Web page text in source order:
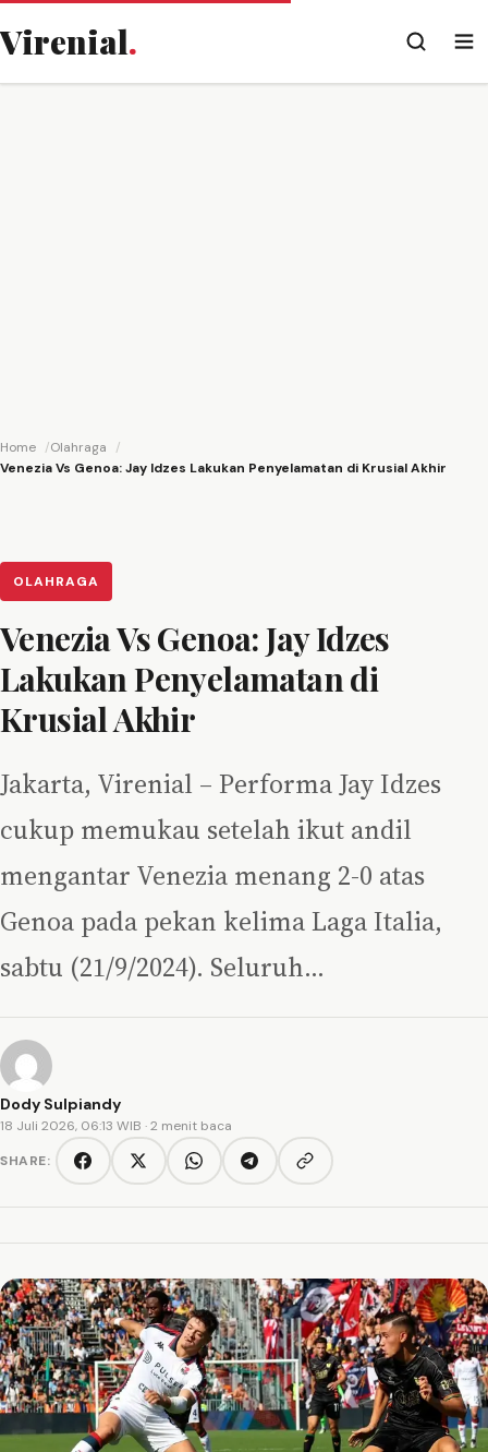
Virenial.
Home
Olahraga
Venezia Vs Genoa: Jay Idzes Lakukan Penyelamatan di Krusial Akhir
OLAHRAGA
Venezia Vs Genoa: Jay Idzes
Lakukan Penyelamatan di
Krusial Akhir
Jakarta, Virenial – Performa Jay Idzes
cukup memukau setelah ikut andil
mengantar Venezia menang 2-0 atas
Genoa pada pekan kelima Laga Italia,
sabtu (21/9/2024). Seluruh…
Dody Sulpiandy
18 Juli 2026, 06:13 WIB · 2 menit baca
SHARE:
FacebookTwitter/XWhatsAppTelegramCopy link